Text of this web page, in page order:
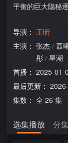
平衡的巨大隐秘
导演： 王昕
主演： 张杰 / 聂
彤 / 星潮
首播： 2025-01-
最后更新：
集数： 全 26 集
选集播放 分